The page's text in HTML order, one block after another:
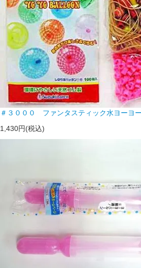
＃３０００ ファンタスティック水ヨーヨ
1,430円(税込)